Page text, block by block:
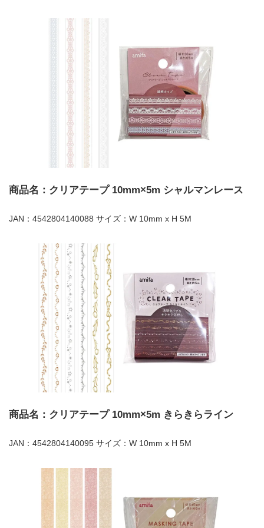
商品名：クリアテープ 10mm×5m シャルマンレース
JAN：4542804140088 サイズ：W 10mm x H 5M
商品名：クリアテープ 10mm×5m きらきらライン
JAN：4542804140095 サイズ：W 10mm x H 5M